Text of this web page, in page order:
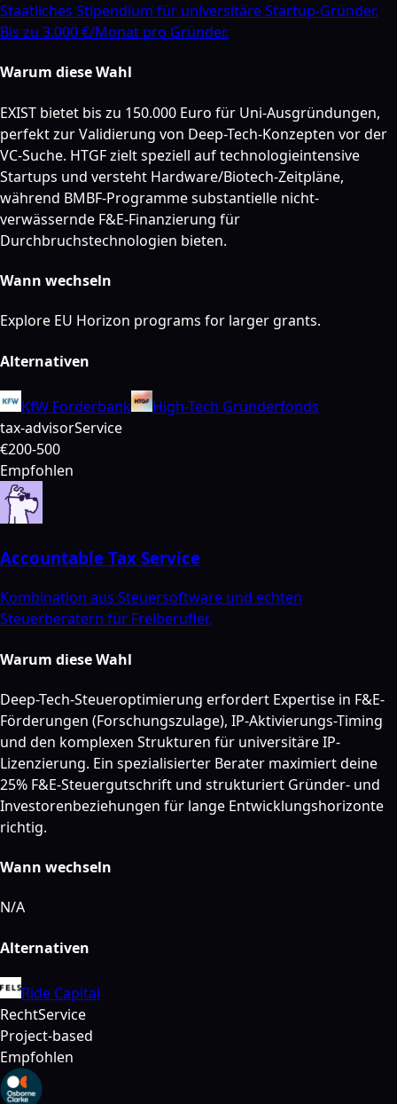
Staatliches Stipendium für universitäre Startup-Gründer.
Bis zu 3.000 €/Monat pro Gründer.
Warum diese Wahl
EXIST bietet bis zu 150.000 Euro für Uni-Ausgründungen,
perfekt zur Validierung von Deep-Tech-Konzepten vor der
VC-Suche. HTGF zielt speziell auf technologieintensive
Startups und versteht Hardware/Biotech-Zeitpläne,
während BMBF-Programme substantielle nicht-
verwässernde F&E-Finanzierung für
Durchbruchstechnologien bieten.
Wann wechseln
Explore EU Horizon programs for larger grants.
Alternativen
KfW Förderbank
High-Tech Gründerfonds
tax-advisorService
€200-500
Empfohlen
Accountable Tax Service
Kombination aus Steuersoftware und echten
Steuerberatern für Freiberufler.
Warum diese Wahl
Deep-Tech-Steueroptimierung erfordert Expertise in F&E-
Förderungen (Forschungszulage), IP-Aktivierungs-Timing
und den komplexen Strukturen für universitäre IP-
Lizenzierung. Ein spezialisierter Berater maximiert deine
25% F&E-Steuergutschrift und strukturiert Gründer- und
Investorenbeziehungen für lange Entwicklungshorizonte
richtig.
Wann wechseln
N/A
Alternativen
Ride Capital
RechtService
Project-based
Empfohlen